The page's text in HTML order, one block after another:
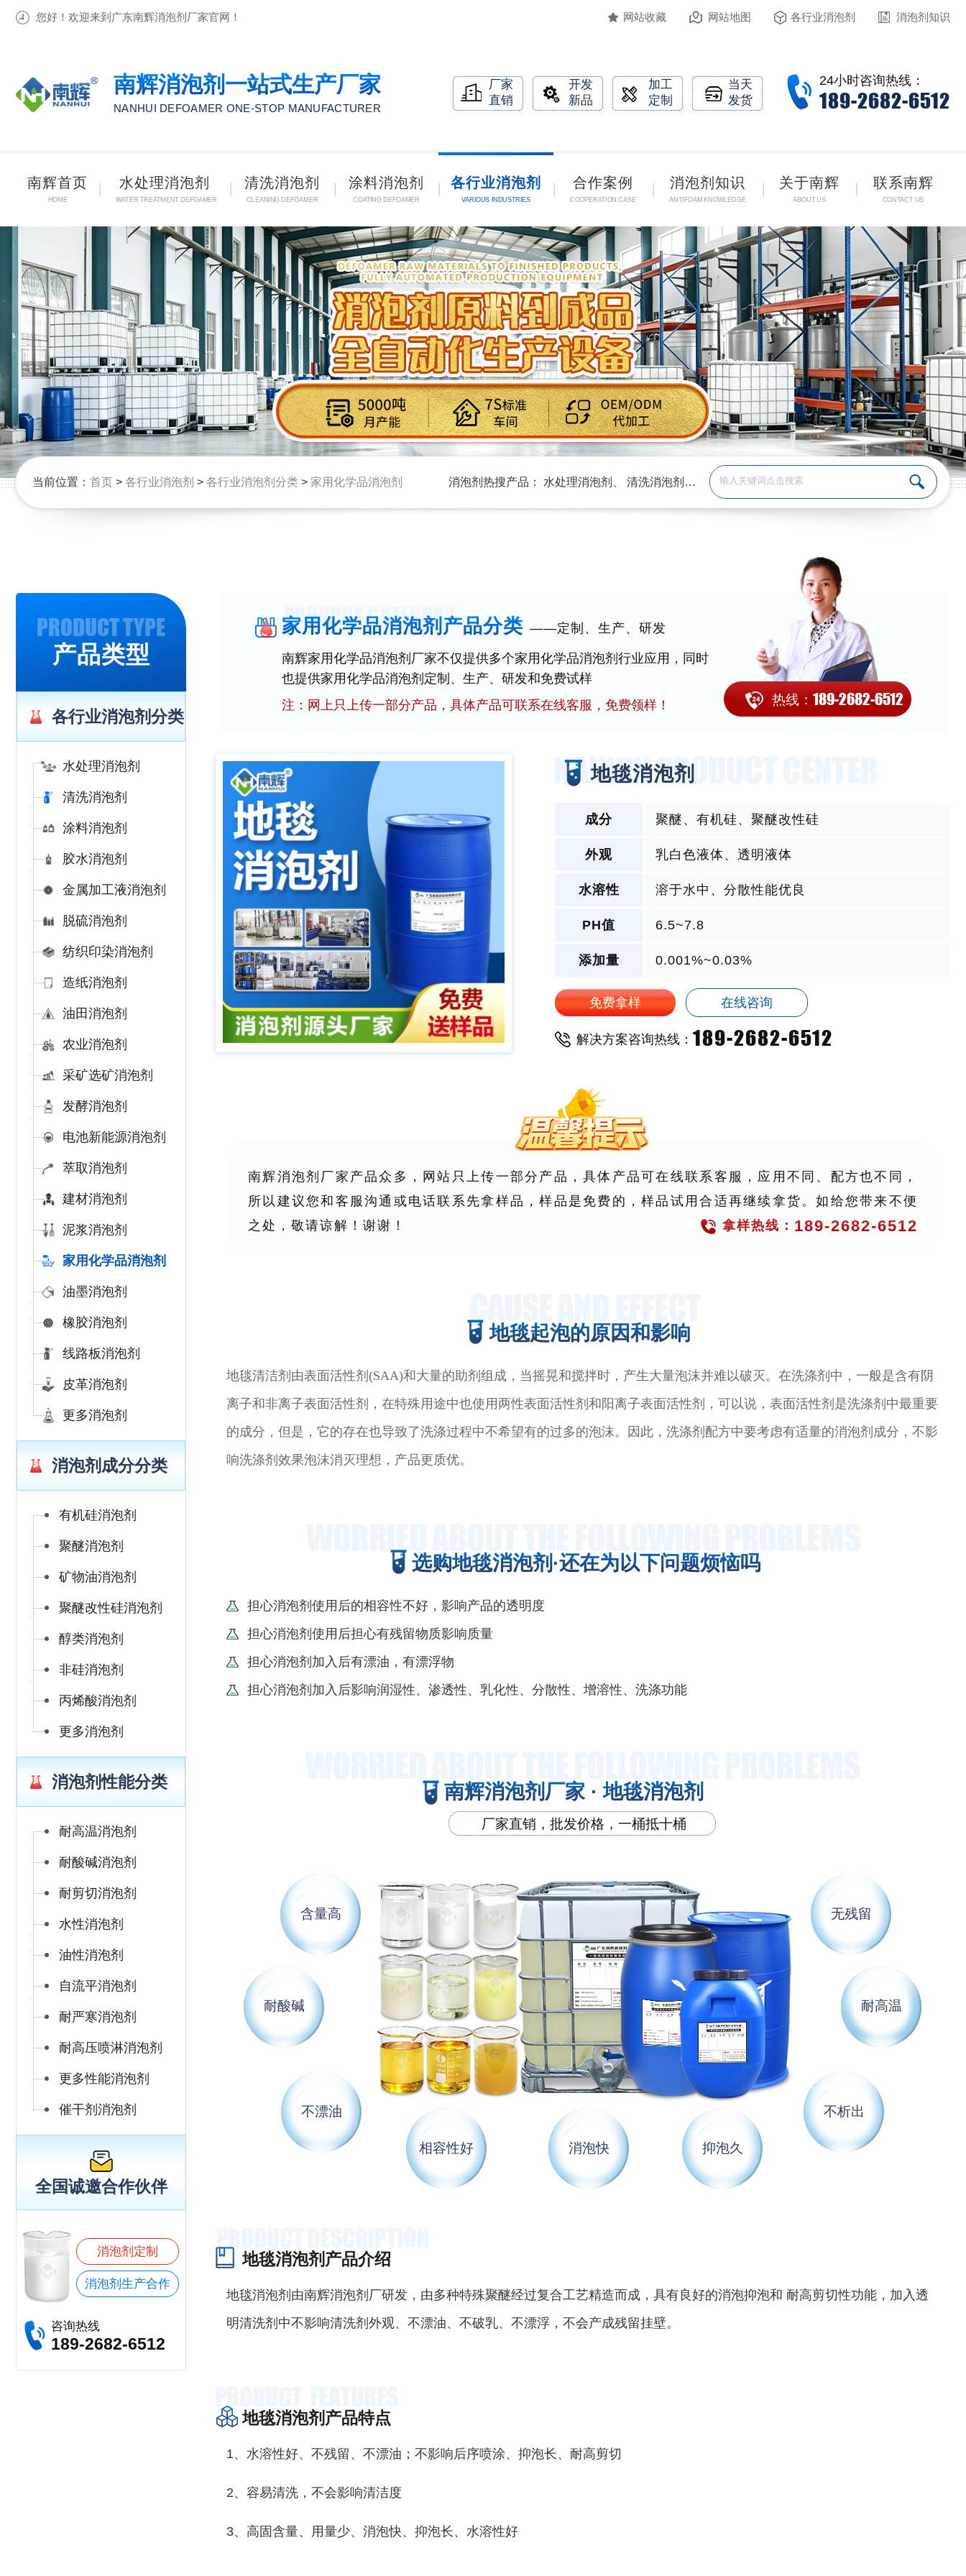
您好！欢迎来到广东南辉消泡剂厂家官网！ 网站收藏 网站地图 各行业消泡剂 消泡剂知识
南辉消泡剂一站式生产厂家
NANHUI DEFOAMER ONE-STOP MANUFACTURER
厂家
直销
开发
新品
加工
定制
当天
发货
24小时咨询热线：
189-2682-6512
南辉首页
HOME
水处理消泡剂
WATER TREATMENT DEFOAMER
清洗消泡剂
CLEANING DEFOAMER
涂料消泡剂
COATING DEFOAMER
各行业消泡剂
VARIOUS INDUSTRIES
合作案例
COOPERATION CASE
消泡剂知识
ANTIFOAM KNOWLEDGE
关于南辉
ABOUT US
联系南辉
CONTACT US
当前位置： 首页 > 各行业消泡剂 > 各行业消泡剂分类 > 家用化学品消泡剂 消泡剂热搜产品： 水处理消泡剂 清洗消泡剂 、 涂料消泡剂、切削液消泡剂
PRODUCT TYPE
产品类型
各行业消泡剂分类
水处理消泡剂
清洗消泡剂
涂料消泡剂
胶水消泡剂
金属加工液消泡剂
脱硫消泡剂
纺织印染消泡剂
造纸消泡剂
油田消泡剂
农业消泡剂
采矿选矿消泡剂
发酵消泡剂
电池新能源消泡剂
萃取消泡剂
建材消泡剂
泥浆消泡剂
家用化学品消泡剂
油墨消泡剂
橡胶消泡剂
线路板消泡剂
皮革消泡剂
更多消泡剂
消泡剂成分分类
有机硅消泡剂
聚醚消泡剂
矿物油消泡剂
聚醚改性硅消泡剂
醇类消泡剂
非硅消泡剂
丙烯酸消泡剂
更多消泡剂
消泡剂性能分类
耐高温消泡剂
耐酸碱消泡剂
耐剪切消泡剂
水性消泡剂
油性消泡剂
自流平消泡剂
耐严寒消泡剂
耐高压喷淋消泡剂
更多性能消泡剂
催干剂消泡剂
全国诚邀合作伙伴
消泡剂定制
消泡剂生产合作
咨询热线
189-2682-6512
家用化学品消泡剂产品分类 ——定制、生产、研发
南辉家用化学品消泡剂厂家不仅提供多个家用化学品消泡剂行业应用，同时
也提供家用化学品消泡剂定制、生产、研发和免费试样
注：网上只上传一部分产品，具体产品可联系在线客服，免费领样！
热线： 189-2682-6512
地毯消泡剂
成分 聚醚、有机硅、聚醚改性硅
外观 乳白色液体、透明液体
水溶性 溶于水中、分散性能优良
PH值 6.5~7.8
添加量 0.001%~0.03%
免费拿样 在线咨询
解决方案咨询热线： 189-2682-6512
南辉消泡剂厂家产品众多，网站只上传一部分产品，具体产品可在线联系客服，应用不同、配方也不同，
所以建议您和客服沟通或电话联系先拿样品，样品是免费的，样品试用合适再继续拿货。如给您带来不便
之处，敬请谅解！谢谢！
拿样热线： 189-2682-6512
地毯起泡的原因和影响
地毯清洁剂由表面活性剂(SAA)和大量的助剂组成，当摇晃和搅拌时，产生大量泡沫并难以破灭。在洗涤剂中，一般是含有阴
离子和非离子表面活性剂，在特殊用途中也使用两性表面活性剂和阳离子表面活性剂，可以说，表面活性剂是洗涤剂中最重要
的成分，但是，它的存在也导致了洗涤过程中不希望有的过多的泡沫。因此，洗涤剂配方中要考虑有适量的消泡剂成分，不影
响洗涤剂效果泡沫消灭理想，产品更质优。
选购地毯消泡剂·还在为以下问题烦恼吗
担心消泡剂使用后的相容性不好，影响产品的透明度
担心消泡剂使用后担心有残留物质影响质量
担心消泡剂加入后有漂油，有漂浮物
担心消泡剂加入后影响润湿性、渗透性、乳化性、分散性、增溶性、洗涤功能
南辉消泡剂厂家 · 地毯消泡剂
厂家直销，批发价格，一桶抵十桶
含量高
耐酸碱
不漂油
相容性好 消泡快 抑泡久
不析出
耐高温
无残留
地毯消泡剂产品介绍
地毯消泡剂由南辉消泡剂厂研发，由多种特殊聚醚经过复合工艺精造而成，具有良好的消泡抑泡和 耐高剪切性功能，加入透
明清洗剂中不影响清洗剂外观、不漂油、不破乳、不漂浮，不会产成残留挂壁。
地毯消泡剂产品特点
1、水溶性好、不残留、不漂油；不影响后序喷涂、抑泡长、耐高剪切
2、容易清洗，不会影响清洁度
3、高固含量、用量少、消泡快、抑泡长、水溶性好